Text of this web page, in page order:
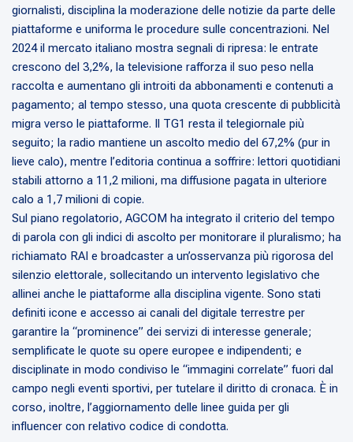
giornalisti, disciplina la moderazione delle notizie da parte delle
piattaforme e uniforma le procedure sulle concentrazioni. Nel
2024 il mercato italiano mostra segnali di ripresa: le entrate
crescono del 3,2%, la televisione rafforza il suo peso nella
raccolta e aumentano gli introiti da abbonamenti e contenuti a
pagamento; al tempo stesso, una quota crescente di pubblicità
migra verso le piattaforme. Il TG1 resta il telegiornale più
seguito; la radio mantiene un ascolto medio del 67,2% (pur in
lieve calo), mentre l’editoria continua a soffrire: lettori quotidiani
stabili attorno a 11,2 milioni, ma diffusione pagata in ulteriore
calo a 1,7 milioni di copie.
Sul piano regolatorio, AGCOM ha integrato il criterio del tempo
di parola con gli indici di ascolto per monitorare il pluralismo; ha
richiamato RAI e broadcaster a un’osservanza più rigorosa del
silenzio elettorale, sollecitando un intervento legislativo che
allinei anche le piattaforme alla disciplina vigente. Sono stati
definiti icone e accesso ai canali del digitale terrestre per
garantire la “prominence” dei servizi di interesse generale;
semplificate le quote su opere europee e indipendenti; e
disciplinate in modo condiviso le “immagini correlate” fuori dal
campo negli eventi sportivi, per tutelare il diritto di cronaca. È in
corso, inoltre, l’aggiornamento delle linee guida per gli
influencer con relativo codice di condotta.